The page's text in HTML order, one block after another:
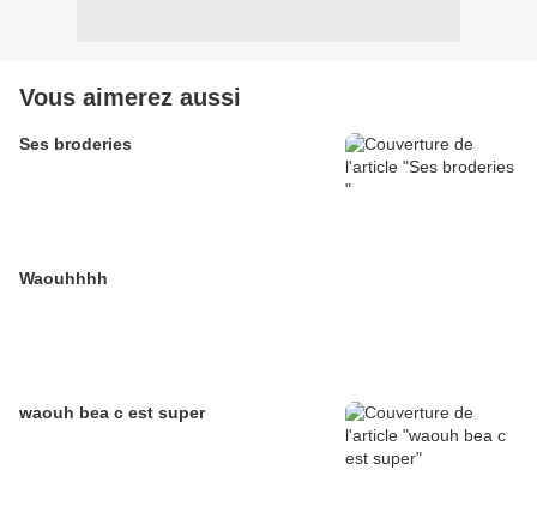
Vous aimerez aussi
Ses broderies
Waouhhhh
waouh bea c est super